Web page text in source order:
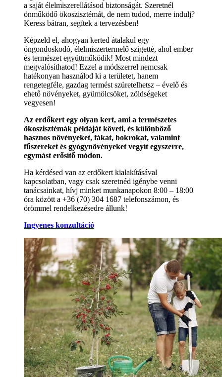
a saját élelmiszerellátásod biztonságát. Szeretnél
önműködő ökoszisztémát, de nem tudod, merre indulj?
Keress bátran, segítek a tervezésben!
Képzeld el, ahogyan kerted átalakul egy
öngondoskodó, élelmiszertermelő szigetté, ahol ember
és természet együttműködik! Most mindezt
megvalósíthatod! Ezzel a módszerrel nemcsak
hatékonyan használod ki a területet, hanem
rengetegféle, gazdag termést szüretelhetsz – évelő és
ehető növényeket, gyümölcsöket, zöldségeket
vegyesen!
Az erdőkert egy olyan kert, ami a természetes
ökoszisztémák példáját követi, és különböző
hasznos növényeket, fákat, bokrokat, valamint
fűszereket és gyógynövényeket vegyít egyszerre,
egymást erősítő módon.
Ha kérdésed van az erdőkert kialakításával
kapcsolatban, vagy csak szeretnéd igénybe venni
tanácsainkat, hívj minket munkanapokon 8:00 – 18:00
óra között a +36 (70) 304 1687 telefonszámon, és
örömmel rendelkezésedre állunk!
Ingyenes konzultáció